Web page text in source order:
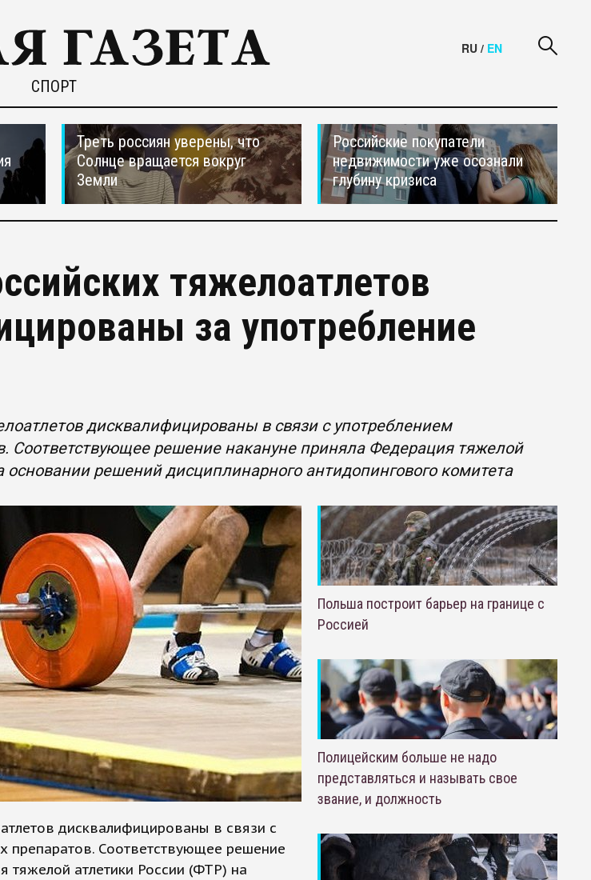
СПОРТ
RU / EN
Треть россиян уверены, что
Солнце вращается вокруг
Земли
Российские покупатели
недвижимости уже осознали
глубину кризиса
тяжелоатлетов
за употребление
дисквалифицированы в связи с употреблением
Соответствующее решение накануне приняла Федерация тяжелой
решений дисциплинарного антидопингового комитета
дисквалифицированы в связи с
препаратов. Соответствующее решение
тяжелой атлетики России (ФТР) на
Польша построит барьер на границе с
Россией
Полицейским больше не надо
представляться и называть свое
звание, и должность